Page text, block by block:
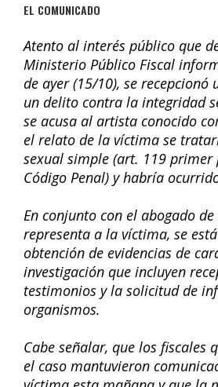
EL COMUNICADO
Atento al interés público que
Ministerio Público Fiscal
de ayer (15/10), se recepcionó
un delito contra la integridad
se acusa al artista conocido
el relato de la víctima se
sexual simple (art. 119
Código Penal) y habría
En conjunto con el abogado
representa a la víctima, se
obtención de evidencias de
investigación que incluyen
testimonios y la solicitud de
organismos.
Cabe señalar, que los fiscales
el caso mantuvieron